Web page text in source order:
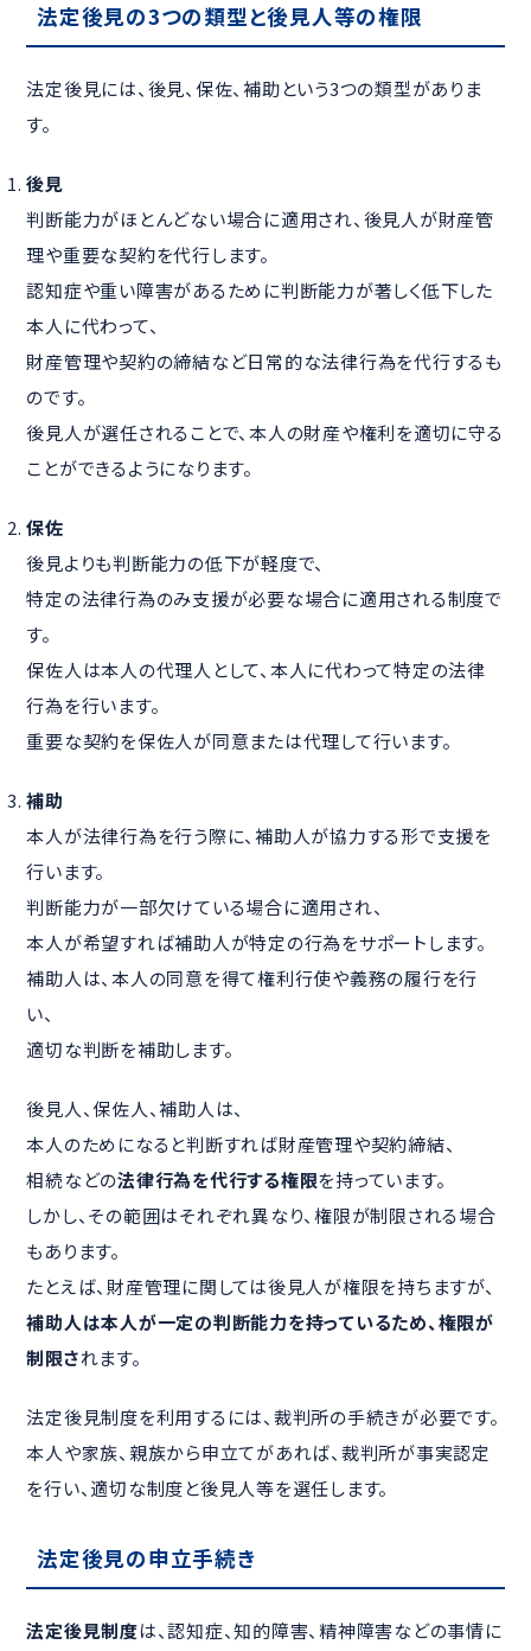
法定後見の3つの類型と後見人等の権限
法定後見には、後見、保佐、補助という3つの類型がありま
す。
後見
判断能力がほとんどない場合に適用され、後見人が財産管
理や重要な契約を代行します。
認知症や重い障害があるために判断能力が著しく低下した
本人に代わって、
財産管理や契約の締結など日常的な法律行為を代行するも
のです。
後見人が選任されることで、本人の財産や権利を適切に守る
ことができるようになります。
保佐
後見よりも判断能力の低下が軽度で、
特定の法律行為のみ支援が必要な場合に適用される制度で
す。
保佐人は本人の代理人として、本人に代わって特定の法律
行為を行います。
重要な契約を保佐人が同意または代理して行います。
補助
本人が法律行為を行う際に、補助人が協力する形で支援を
行います。
判断能力が一部欠けている場合に適用され、
本人が希望すれば補助人が特定の行為をサポートします。
補助人は、本人の同意を得て権利行使や義務の履行を行
い、
適切な判断を補助します。
後見人、保佐人、補助人は、
本人のためになると判断すれば財産管理や契約締結、
相続などの法律行為を代行する権限を持っています。
しかし、その範囲はそれぞれ異なり、権限が制限される場合
もあります。
たとえば、財産管理に関しては後見人が権限を持ちますが、
補助人は本人が一定の判断能力を持っているため、権限が
制限されます。
法定後見制度を利用するには、裁判所の手続きが必要です。
本人や家族、親族から申立てがあれば、裁判所が事実認定
を行い、適切な制度と後見人等を選任します。
法定後見の申立手続き
法定後見制度は、認知症、知的障害、精神障害などの事情に